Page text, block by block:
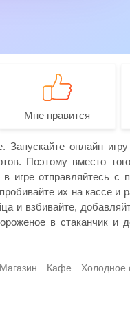
Мне нравится
Запускайте онлайн
Поэтому вместо
игре отправляйтесь с
их на кассе и
и взбивайте,
в стаканчик и
Магазин Кафе Холодное